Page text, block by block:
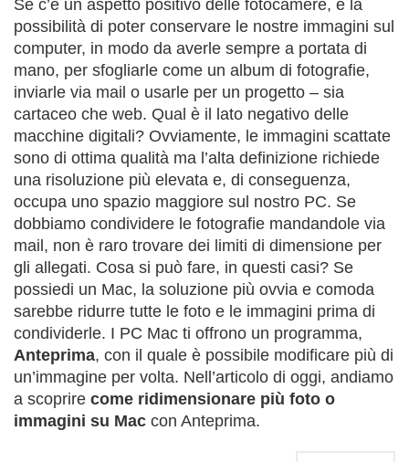
Se c’è un aspetto positivo delle fotocamere, è la
possibilità di poter conservare le nostre immagini sul
computer, in modo da averle sempre a portata di
mano, per sfogliarle come un album di fotografie,
inviarle via mail o usarle per un progetto – sia
cartaceo che web. Qual è il lato negativo delle
macchine digitali? Ovviamente, le immagini scattate
sono di ottima qualità ma l’alta definizione richiede
una risoluzione più elevata e, di conseguenza,
occupa uno spazio maggiore sul nostro PC. Se
dobbiamo condividere le fotografie mandandole via
mail, non è raro trovare dei limiti di dimensione per
gli allegati. Cosa si può fare, in questi casi? Se
possiedi un Mac, la soluzione più ovvia e comoda
sarebbe ridurre tutte le foto e le immagini prima di
condividerle. I PC Mac ti offrono un programma,
Anteprima, con il quale è possibile modificare più di
un’immagine per volta. Nell’articolo di oggi, andiamo
a scoprire come ridimensionare più foto o
immagini su Mac con Anteprima.